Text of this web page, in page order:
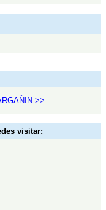
>>
visitar: